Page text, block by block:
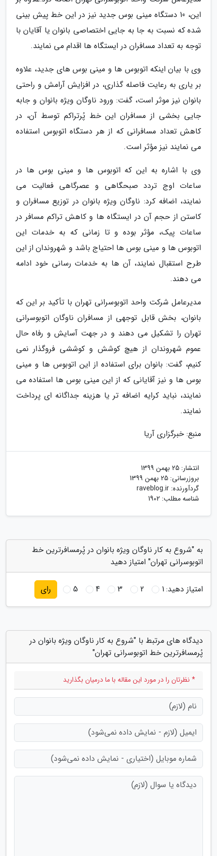
این، 10 دستگاه مینی بوس جدید نیز در این خط پیش بینی
شده که نسبت به جا به جایی اختصاصی بانوان یا آقایان با
توجه به تعداد مسافران در ایستگاه ها اقدام می نمایند.
وی با بیان اینکه اتوبوس ها و مینی بوس های جدید، علاوه
بر یاری به رعایت فاصله گذاری، در افزایش آرامش و راحتی
بانوان نیز موثر است، گفت: ورود ناوگان ویژه بانوان و جابه
جایی بخشی از مسافران این خط پُرتراکم توسط آن، در
کاهش تعداد مسافرانی که از هر دستگاه اتوبوس استفاده
می نمایند نیز مؤثر است.
وی با اشاره به این که اتوبوس ها و مینی بوس ها در
ساعات اوج تردد صبحگاهی و عصرگاهی فعالیت می
نمایند، اضافه کرد: ناوگان ویژه بانوان در توزیع مسافران و
کاستن از حجم آن در ایستگاه ها و کاهش تراکم مسافر در
ساعات پیک، مؤثر بوده و تا زمانی که به خدمات این
اتوبوس ها و مینی بوس ها احتیاج باشد و شهروندان از این
طرح استقبال نمایند، آن ها به خدمات رسانی خود ادامه
می دهند.
مدیرعامل شرکت واحد اتوبوسرانی تهران با تأکید بر این که
بانوان، بخش قابل توجهی از مسافران ناوگان اتوبوسرانی
تهران را تشکیل می دهند و در جهت آسایش و رفاه حال
عموم شهروندان از هیچ کوشش و کوششی فروگذار نمی
کنیم، گفت: بانوان برای استفاده از این اتوبوس ها و مینی
بوس ها و نیز آقایانی که از این مینی بوس ها استفاده می
نمایند، نباید کرایه اضافه تر یا هزینه جداگانه ای پرداخت
نمایند.
منبع: خبرگزاری آریا
انتشار: 25 بهمن 1399
بروزرسانی: 25 بهمن 1399
گردآورنده: raveblog.ir
شناسه مطلب: 1902
به "شروع به کار ناوگان ویژه بانوان در پُرمسافرترین خط
اتوبوسرانی تهران" امتیاز دهید
امتیاز دهید:1
2
3
4
5 رای
دیدگاه های مرتبط با "شروع به کار ناوگان ویژه بانوان در
پُرمسافرترین خط اتوبوسرانی تهران"
* نظرتان را در مورد این مقاله با ما درمیان بگذارید